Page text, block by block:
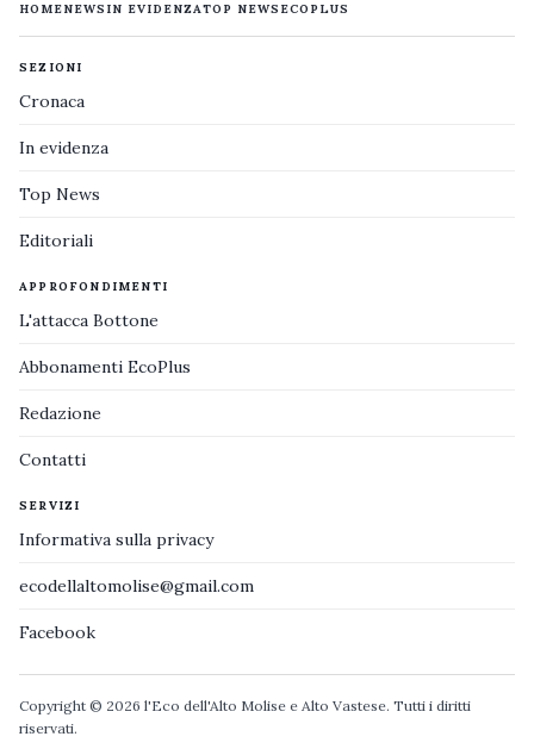
HOMENEWS IN EVIDENZATOP NEWS ECOPLUS
SEZIONI
Cronaca
In evidenza
Top News
Editoriali
APPROFONDIMENTI
L'attacca Bottone
Abbonamenti EcoPlus
Redazione
Contatti
SERVIZI
Informativa sulla privacy
ecodellaltomolise@gmail.com
Facebook
Copyright © 2026 l'Eco dell'Alto Molise e Alto Vastese. Tutti i diritti
riservati.